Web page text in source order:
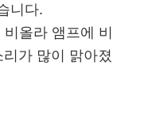
니다.
올라 앰프에 비
가 많이 맑아졌